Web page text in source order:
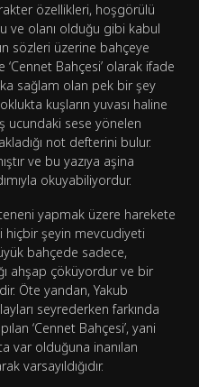
özellikleri, hoşgörülü
ve olanı olduğu gibi kabul
sözleri üzerine bahçeye
Bahçesi’ olarak ifade
sağlam olan pek bir şey
kuşların yuvası haline
ucundaki sese yönelen
not defterini bulur.
ve bu yazıya aşina
okuyabiliyordur.
yapmak üzere harekete
hiçbir şeyin mevcudiyeti
bahçede sadece,
ahşap çöküyordur ve bir
Öte yandan, Yakub
seyrederken farkında
‘Cennet Bahçesi’, yani
var olduğuna inanılan
varsayıldığıdır.